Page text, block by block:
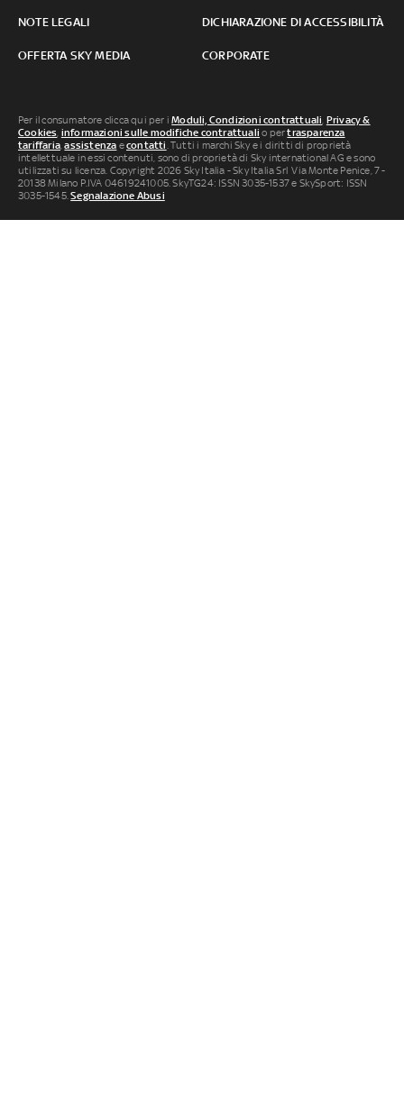
NOTE LEGALI DICHIARAZIONE DI ACCESSIBILITÀ
OFFERTA SKY MEDIA CORPORATE
Per il consumatore clicca qui per iModuli, Condizioni contrattuali, Privacy &
Cookies, informazioni sulle modifiche contrattuali o pertrasparenza
tariffaria,assistenza econtatti. Tutti i marchi Sky e i diritti di proprietà
intellettuale in essi contenuti, sono di proprietà di Sky international AG e sono
utilizzati su licenza. Copyright 2026 Sky Italia - Sky Italia Srl Via Monte Penice, 7 -
20138 Milano P.IVA 04619241005. SkyTG24: ISSN 3035-1537 e SkySport: ISSN
3035-1545.Segnalazione Abusi